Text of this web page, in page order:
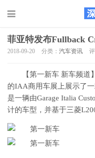
菲亚特发布Fullback
2018-09-20 分类： 汽车资讯
【第一新车 新车频
的IAA商用车展上展示了
是一辆由Garage Italia
计的车型，并基于三菱